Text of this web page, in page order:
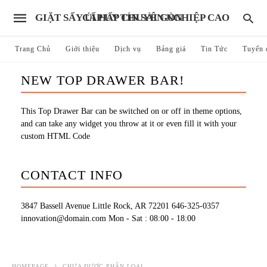
GIẶT SẤY ỦI HẤP CHUYÊN NGHIỆP CAO CẤP UY TÍN SÀI GÒN
Trang Chủ Giới thiệu Dịch vụ Bảng giá Tin Tức Tuyển
NEW TOP DRAWER BAR!
This Top Drawer Bar can be switched on or off in theme options,
and can take any widget you throw at it or even fill it with your
custom HTML Code
CONTACT INFO
3847 Bassell Avenue Little Rock, AR 72201 646-325-0357
innovation@domain.com Mon - Sat : 08:00 - 18:00